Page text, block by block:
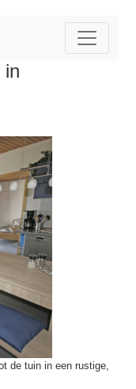
in
de tuin in een rustige,